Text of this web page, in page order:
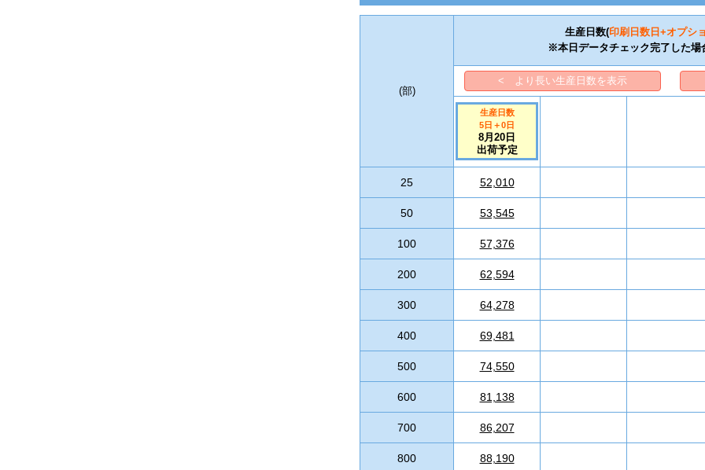
(部)
生産日数(印刷日数 日+オプシ
※本日データチェック完了した場
< より長い生産日数を表示
生産日数
5日 ＋0日
8月20日
出荷予定
25 52,010
50 53,545
100 57,376
200 62,594
300 64,278
400 69,481
500 74,550
600 81,138
700 86,207
800 88,190